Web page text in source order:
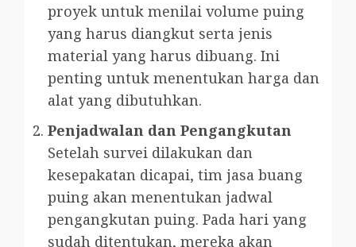
proyek untuk menilai volume puing
yang harus diangkut serta jenis
material yang harus dibuang. Ini
penting untuk menentukan harga dan
alat yang dibutuhkan.
Penjadwalan dan Pengangkutan
Setelah survei dilakukan dan
kesepakatan dicapai, tim jasa buang
puing akan menentukan jadwal
pengangkutan puing. Pada hari yang
sudah ditentukan, mereka akan